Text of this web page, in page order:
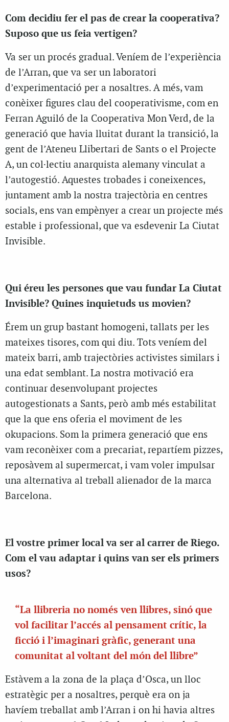
Com decidiu fer el pas de crear la cooperativa?
Suposo que us feia vertigen?
Va ser un procés gradual. Veníem de l’experiència
de l’Arran, que va ser un laboratori
d’experimentació per a nosaltres. A més, vam
conèixer figures clau del cooperativisme, com en
Ferran Aguiló de la Cooperativa Mon Verd, de la
generació que havia lluitat durant la transició, la
gent de l’Ateneu Llibertari de Sants o el Projecte
A, un col·lectiu anarquista alemany vinculat a
l’autogestió. Aquestes trobades i coneixences,
juntament amb la nostra trajectòria en centres
socials, ens van empènyer a crear un projecte més
estable i professional, que va esdevenir La Ciutat
Invisible.
Qui éreu les persones que vau fundar La Ciutat
Invisible? Quines inquietuds us movien?
Érem un grup bastant homogeni, tallats per les
mateixes tisores, com qui diu. Tots veníem del
mateix barri, amb trajectòries activistes similars i
una edat semblant. La nostra motivació era
continuar desenvolupant projectes
autogestionats a Sants, però amb més estabilitat
que la que ens oferia el moviment de les
okupacions. Som la primera generació que ens
vam reconèixer com a precariat, repartíem pizzes,
reposàvem al supermercat, i vam voler impulsar
una alternativa al treball alienador de la marca
Barcelona.
El vostre primer local va ser al carrer de Riego.
Com el vau adaptar i quins van ser els primers
usos?
“La llibreria no només ven llibres, sinó que
vol facilitar l’accés al pensament crític, la
ficció i l’imaginari gràfic, generant una
comunitat al voltant del món del llibre”
Estàvem a la zona de la plaça d’Osca, un lloc
estratègic per a nosaltres, perquè era on ja
havíem treballat amb l’Arran i on hi havia altres